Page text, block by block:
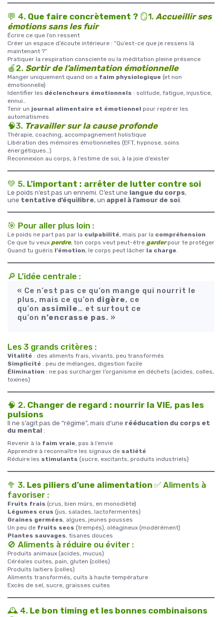
💬 4. Que faire concrètement ? 🪞1. Accueillir ses
émotions sans les fuir
Écrire ce que l’on ressent
Créer un espace d’écoute intérieure : “Qu’est-ce que je ressens là
maintenant ?”
Pratiquer la respiration consciente ou la méditation pleine présence
🍎2. Sortir de l’alimentation émotionnelle
Manger uniquement quand on a faim physiologique (et non
émotionnelle)
Identifier les déclencheurs émotionnels : solitude, fatigue, injustice,
ennui…
Tenir un journal alimentaire et émotionnel pour repérer les
automatismes
🧠3. Travailler sur la cause profonde
Thérapie, coaching, accompagnement holistique
Libération des mémoires émotionnelles (EFT, hypnose, soins
énergétiques…)
Reconnexion au corps, à l’estime de soi, à la joie d’exister
💚 5. L’important : arrêter de lutter contre soi
Le poids n’est pas un ennemi. C’est une langue du corps,
une tentative d’équilibre, un appel à l’amour de soi.
🎯 Pour aller plus loin :
Le poids ne part pas par la culpabilité, mais par la compréhension
Ce que tu veux perdre, ton corps veut peut-être garderpour te protéger
Quand tu guéris l’émotion, le corps peut lâcher la charge.
🔎 L’idée centrale :
« Ce n’est pas ce qu’on mange qui nourrit le
plus, mais ce qu’on digère, ce
qu’on assimile… et surtout ce
qu’on n’encrasse pas. »
Les 3 grands critères :
Vitalité : des aliments frais, vivants, peu transformés
Simplicité : peu de mélanges, digestion facile
Élimination : ne pas surcharger l’organisme en déchets (acides, colles,
toxines)
🧠 2. Changer de regard : nourrir la VIE, pas les
pulsions
Il ne s’agit pas de “régime”, mais d’une rééducation du corps et
du mental :
Revenir à la faim vraie, pas à l’envie
Apprendre à reconnaître les signaux de satiété
Réduire les stimulants (sucre, excitants, produits industriels)
🥦 3. Les piliers d’une alimentation ✅ Aliments à
favoriser :
Fruits frais (crus, bien mûrs, en monodiète)
Légumes crus (jus, salades, lactofermentés)
Graines germées, algues, jeunes pousses
Un peu de fruits secs (trempés), oléagineux (modérément)
Plantes sauvages, tisanes douces
🚫 Aliments à réduire ou éviter :
Produits animaux (acides, mucus)
Céréales cuites, pain, gluten (colles)
Produits laitiers (colles)
Aliments transformés, cuits à haute température
Excès de sel, sucre, graisses cuites
🕰️ 4. Le bon timing et les bonnes combinaisons